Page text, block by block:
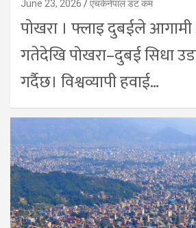
June 23, 2026 एचकेनेपाल डट कम
पाेखरा । फ्लाइ दुबईले
गतेदेखि पोखरा–दुबई सिधा
गर्दैछ। विश्वव्यापी हवाई…